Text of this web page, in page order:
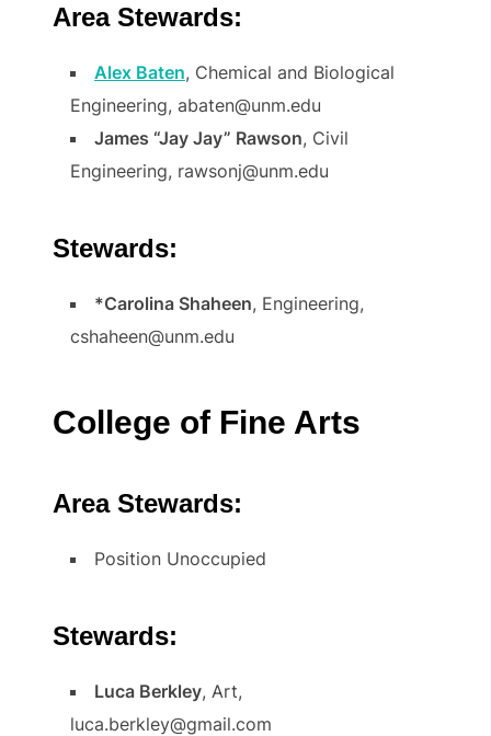
Area Stewards:
Alex Baten, Chemical and Biological
Engineering, abaten@unm.edu
James “Jay Jay” Rawson, Civil
Engineering, rawsonj@unm.edu
Stewards:
*Carolina Shaheen, Engineering,
cshaheen@unm.edu
College of Fine Arts
Area Stewards:
Position Unoccupied
Stewards:
Luca Berkley, Art,
luca.berkley@gmail.com